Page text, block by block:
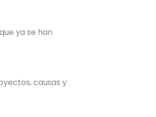
ya se han
causas y